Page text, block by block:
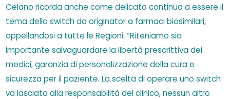
Celano ricorda anche come delicato continua a essere il
tema dello switch da originator a farmaci biosimilari,
appellandosi a tutte le Regioni: “Riteniamo sia
importante salvaguardare la libertà prescrittiva dei
medici, garanzia di personalizzazione della cura e
sicurezza per il paziente. La scelta di operare uno switch
va lasciata alla responsabilità del clinico, nessun altro